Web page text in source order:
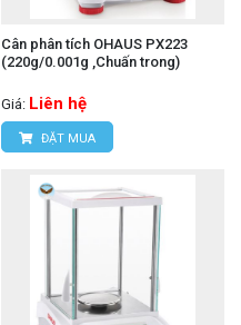
Cân phân tích OHAUS PX223
(220g/0.001g ,Chuấn trong)
Giá: Liên hệ
ĐẶT MUA